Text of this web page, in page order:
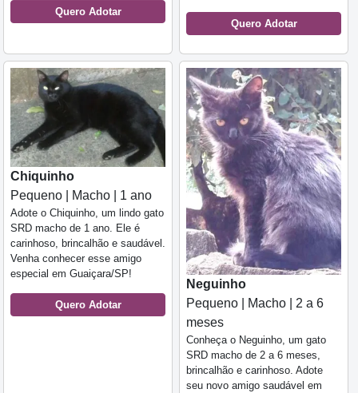
Quero Adotar
Quero Adotar
Chiquinho
Pequeno | Macho | 1 ano
Adote o Chiquinho, um lindo gato
SRD macho de 1 ano. Ele é
carinhoso, brincalhão e saudável.
Venha conhecer esse amigo
especial em Guaiçara/SP!
Quero Adotar
Neguinho
Pequeno | Macho | 2 a 6
meses
Conheça o Neguinho, um gato
SRD macho de 2 a 6 meses,
brincalhão e carinhoso. Adote
seu novo amigo saudável em